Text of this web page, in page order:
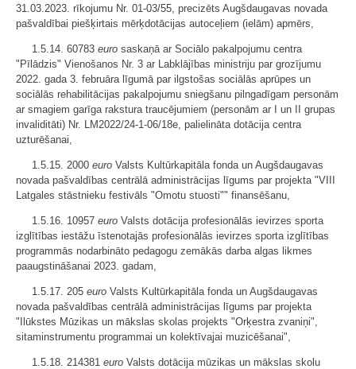
31.03.2023. rīkojumu Nr. 01-03/55, precizēts Augšdaugavas novada
pašvaldībai piešķirtais mērķdotācijas autoceļiem (ielām) apmērs,
1.5.14. 60783 euro saskaņā ar Sociālo pakalpojumu centra
"Pīlādzis" Vienošanos Nr. 3 ar Labklājības ministriju par grozījumu
2022. gada 3. februāra līgumā par ilgstošas sociālās aprūpes un
sociālās rehabilitācijas pakalpojumu sniegšanu pilngadīgam personām
ar smagiem garīga rakstura traucējumiem (personām ar I un II grupas
invaliditāti) Nr. LM2022/24-1-06/18e, palielināta dotācija centra
uzturēšanai,
1.5.15. 2000 euro Valsts Kultūrkapitāla fonda un Augšdaugavas
novada pašvaldības centrālā administrācijas līgums par projekta "VIII
Latgales stāstnieku festivāls "Omotu stuosti"" finansēšanu,
1.5.16. 10957 euro Valsts dotācija profesionālās ievirzes sporta
izglītības iestāžu īstenotajās profesionālās ievirzes sporta izglītības
programmās nodarbināto pedagogu zemākās darba algas likmes
paaugstināšanai 2023. gadam,
1.5.17. 205 euro Valsts Kultūrkapitāla fonda un Augšdaugavas
novada pašvaldības centrālā administrācijas līgums par projekta
"Ilūkstes Mūzikas un mākslas skolas projekts "Orķestra zvaniņi",
sitaminstrumentu programmai un kolektīvajai muzicēšanai",
1.5.18. 214381 euro Valsts dotācija mūzikas un mākslas skolu